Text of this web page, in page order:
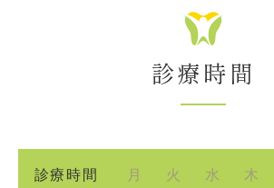
診療時間
診療時間 月 火 水 木